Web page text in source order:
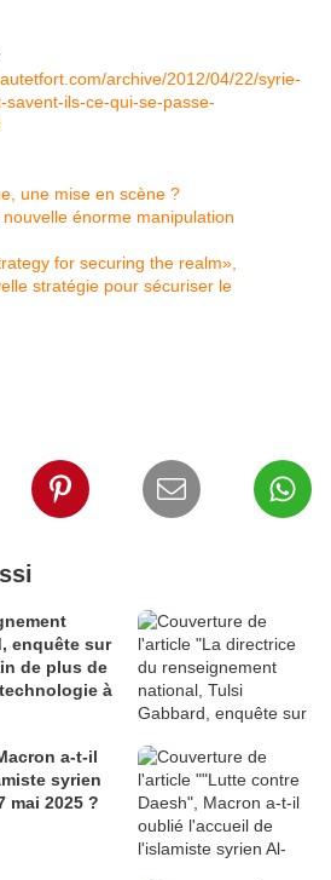
archive/2012/04/22/syrie-
savent-ils-ce-qui-se-passe-
une mise en scène ?
énorme manipulation
for securing the realm»,
stratégie pour sécuriser le
enquête sur
de plus de
à
a-t-il
syrien
mai 2025 ?